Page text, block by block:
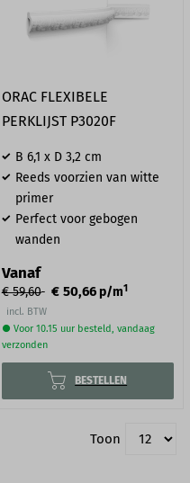
ORAC FLEXIBELE
PERKLIJST P3020F
B 6,1 x D 3,2 cm
Reeds voorzien van witte
primer
Perfect voor gebogen
wanden
Vanaf
€ 59,60 € 50,66p/m1
incl. BTW
● Voor 10.15 uur besteld, vandaag
verzonden
BESTELLEN
Toon